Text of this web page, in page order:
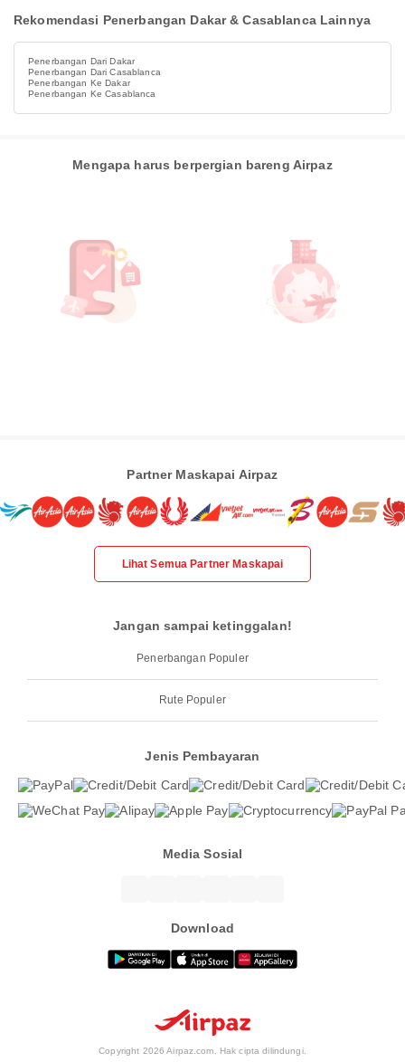
Rekomendasi Penerbangan Dakar & Casablanca Lainnya
Penerbangan Dari Dakar
Penerbangan Dari Casablanca
Penerbangan Ke Dakar
Penerbangan Ke Casablanca
Mengapa harus berpergian bareng Airpaz
Partner Maskapai Airpaz
Lihat Semua Partner Maskapai
Jangan sampai ketinggalan!
Penerbangan Populer
Rute Populer
Jenis Pembayaran
Media Sosial
Download
Copyright 2026 Airpaz.com. Hak cipta dilindungi.